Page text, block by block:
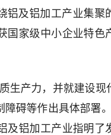
铝及铝加工产业集聚
家级中小企业特色
生产力，并就建设现
碍等作出具体部署
及铝加工产业指明了